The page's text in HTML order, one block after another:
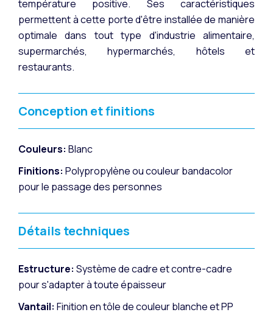
température positive. Ses caractéristiques
permettent à cette porte d'être installée de manière
optimale dans tout type d'industrie alimentaire,
supermarchés, hypermarchés, hôtels et
restaurants.
Conception et finitions
Couleurs: Blanc
Finitions: Polypropylène ou couleur bandacolor
pour le passage des personnes
Détails techniques
Estructure: Système de cadre et contre-cadre
pour s'adapter à toute épaisseur
Vantail: Finition en tôle de couleur blanche et PP